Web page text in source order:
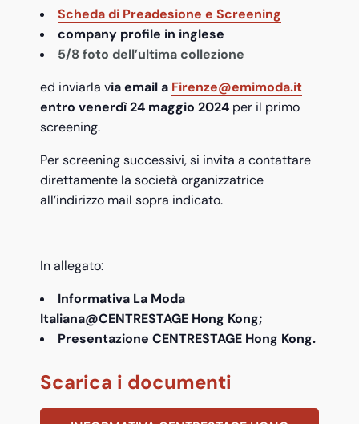
Scheda di Preadesione e Screening
company profile in inglese
5/8 foto dell’ultima collezione
ed inviarla via email a Firenze@emimoda.it
entro venerdì 24 maggio 2024 per il primo
screening.
Per screening successivi, si invita a contattare
direttamente la società organizzatrice
all’indirizzo mail sopra indicato.
In allegato:
Informativa La Moda
Italiana@CENTRESTAGE Hong Kong;
Presentazione CENTRESTAGE Hong Kong.
Scarica i documenti